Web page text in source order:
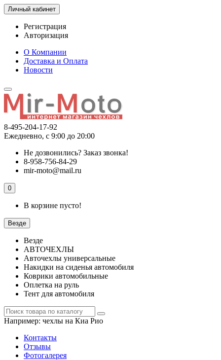
Личный кабинет
Регистрация
Авторизация
О Компании
Доставка и Оплата
Новости
8-495-204-17-92
Ежедневно, с 9:00 до 20:00
Не дозвонились? Заказ звонка!
8-958-756-84-29
mir-moto@mail.ru
0
В корзине пусто!
Везде
Везде
АВТОЧЕХЛЫ
Авточехлы универсальные
Накидки на сиденья автомобиля
Коврики автомобильные
Оплетка на руль
Тент для автомобиля
Например: чехлы на Киа Рио
Контакты
Отзывы
Фотогалерея